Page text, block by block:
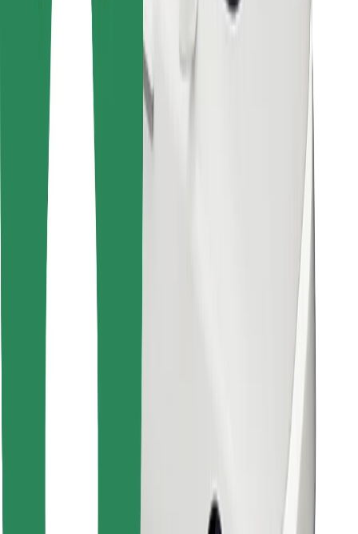
Pogoji poslovanja
Piškotki
Do vožnje v nekaj minutah!
Prenesi aplikacijo Bolt
Najdi svojo najljubšo hrano!